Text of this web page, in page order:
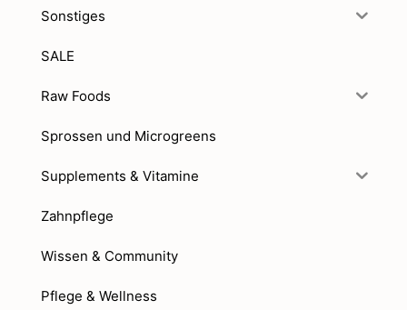
Sonstiges
SALE
Raw Foods
Sprossen und Microgreens
Supplements & Vitamine
Zahnpflege
Wissen & Community
Pflege & Wellness